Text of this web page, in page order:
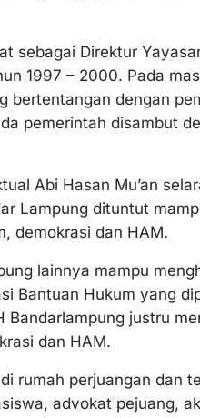
sebagai Direktur
1997 – 2000. Pada
bertentangan dengan
pemerintah disambut
Abi Hasan Mu’an
Lampung dituntut
demokrasi dan HAM.
lainnya mampu
Bantuan Hukum yang
Bandarlampung justru
dan HAM.
rumah perjuangan dan
advokat pejuang,